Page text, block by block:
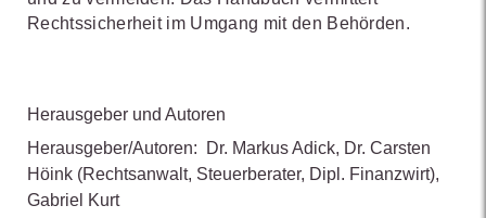
Rechtssicherheit im Umgang mit den Behörden.
Herausgeber und Autoren
Herausgeber/Autoren:
Dr. Markus Adick, Dr. Carsten
Höink (Rechtsanwalt, Steuerberater, Dipl. Finanzwirt),
Gabriel Kurt